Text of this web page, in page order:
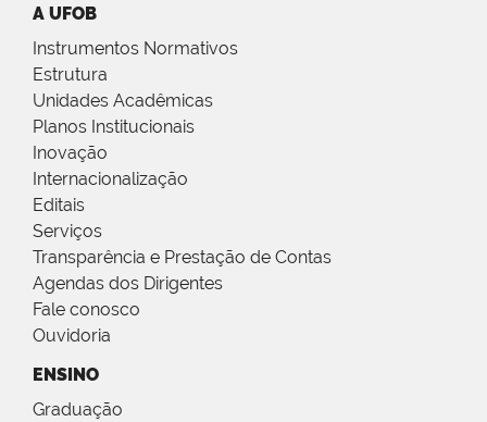
A UFOB
Instrumentos Normativos
Estrutura
Unidades Acadêmicas
Planos Institucionais
Inovação
Internacionalização
Editais
Serviços
Transparência e Prestação de Contas
Agendas dos Dirigentes
Fale conosco
Ouvidoria
ENSINO
Graduação